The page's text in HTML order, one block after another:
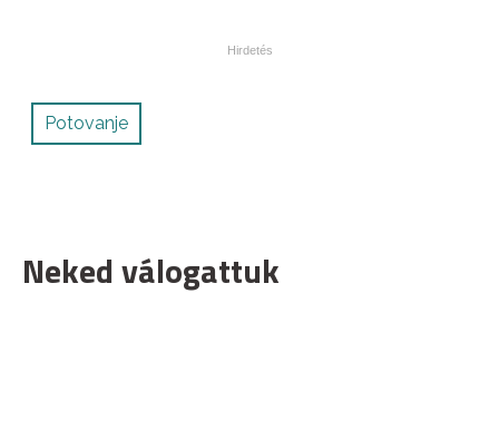
Potovanje
Neked válogattuk